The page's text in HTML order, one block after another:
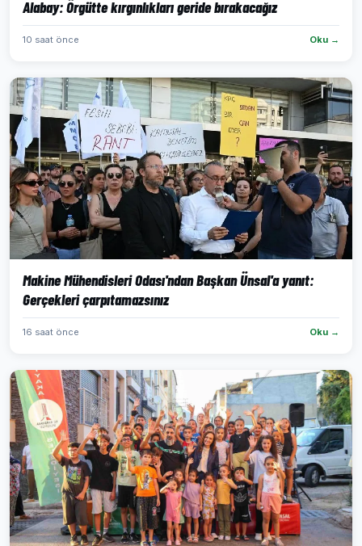
Alabay: Örgütte kırgınlıkları geride bırakacağız
10 saat önce Oku →
Makine Mühendisleri Odası'ndan Başkan Ünsal'a yanıt:
Gerçekleri çarpıtamazsınız
16 saat önce Oku →